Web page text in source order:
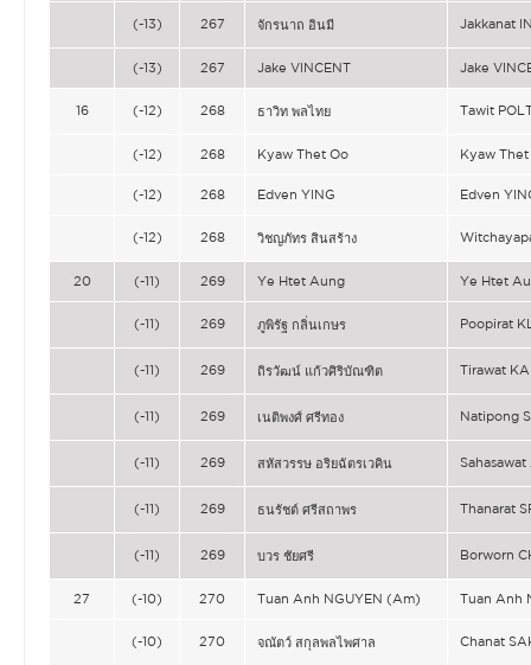
(-13) 267 จักรนาถ อินมี Jakkanat
(-13) 267 Jake VINCENT Jake
16 (-12) 268 ธาวิท พลไทย Tawit
(-12) 268 Kyaw Thet Oo Kyaw Thet
(-12) 268 Edven YING Edven
(-12) 268 วิชญภัทร สินสร้าง
20 (-11) 269 Ye Htet Aung Ye Htet
(-11) 269 ภูพิรัฐ กลิ่นเกษร Poopirat
(-11) 269 ถิรวัฒน์ แก้วศิริบัณฑิต Tirawat
(-11) 269 เนติพงศ์ ศรีทอง Natipong
(-11) 269 สหัสวรรษ อริยฉัตรเวคิน
(-11) 269 ธนรัชต์ ศรีสถาพร Thanarat
(-11) 269 บวร ชัยศรี Borworn
27 (-10) 270 Tuan Anh NGUYEN (Am) Tuan Anh
(-10) 270 จณัตว์ สกุลพลไพศาล Chanat